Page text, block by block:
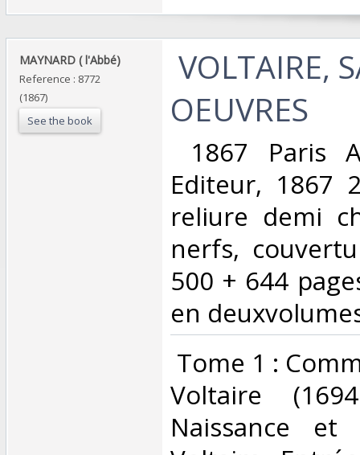
‎MAYNARD ( l'Abbé) ‎
Reference : 8772
(1867)
See the book
VOLTAIRE,
OEUVRES ‎
1867 Paris
Editeur, 1867
reliure demi
nerfs,
500 + 644
en
Tome 1 :
Voltaire
Naissance et